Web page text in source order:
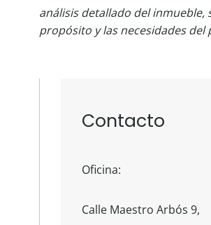
análisis detallado del inmueble,
propósito y las necesidades
Contacto
Oficina:
Calle Maestro Arbós 9,